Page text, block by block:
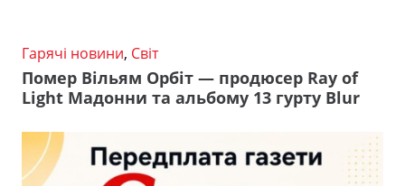
Гарячі новини, Світ
Помер Вільям Орбіт — продюсер Ray of
Light Мадонни та альбому 13 гурту Blur